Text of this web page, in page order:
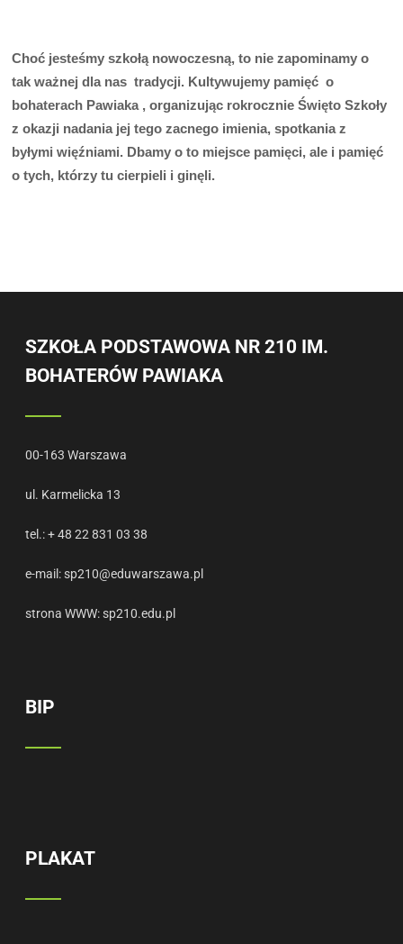
Choć jesteśmy szkołą nowoczesną, to nie zapominamy o
tak ważnej dla nas tradycji. Kultywujemy pamięć o
bohaterach Pawiaka , organizując rokrocznieŚwięto Szkoły
z okazji nadania jej tego zacnego imienia, spotkania z
byłymi więźniami. Dbamy o to miejsce pamięci, ale i pamięć
o tych, którzy tu cierpieli i ginęli.
SZKOŁA PODSTAWOWA NR 210 IM.
BOHATERÓW PAWIAKA
00-163 Warszawa
ul. Karmelicka 13
tel.: + 48 22 831 03 38
e-mail:sp210@eduwarszawa.pl
strona WWW:sp210.edu.pl
BIP
PLAKAT